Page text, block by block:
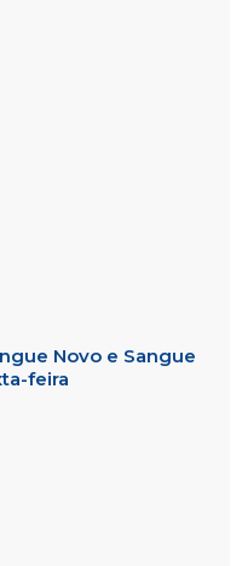
Novo e Sangue
feira